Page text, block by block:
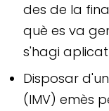
des de la
què es va
s'hagi aplicat
Disposar d'un
(IMV) emès